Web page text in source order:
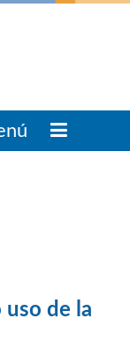
uso de la